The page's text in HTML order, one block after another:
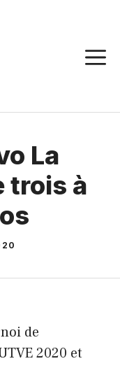
La
trois à
de
2020 et